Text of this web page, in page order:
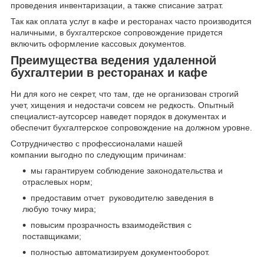
проведения инвентаризации, а также списание затрат.
Так как оплата услуг в кафе и ресторанах часто производится
наличными, в бухгалтерское сопровождение придется
включить оформление кассовых документов.
Преимущества ведения удаленной
бухгалтерии в ресторанах и кафе
Ни для кого не секрет, что там, где не организован строгий
учет, хищения и недостачи совсем не редкость. Опытный
специалист-аутсорсер наведет порядок в документах и
обеспечит бухгалтерское сопровождение на должном уровне.
Сотрудничество с профессионалами нашей
компании выгодно по следующим причинам:
мы гарантируем соблюдение законодательства и
отраслевых норм;
предоставим отчет руководителю заведения в
любую точку мира;
повысим прозрачность взаимодействия с
поставщиками;
полностью автоматизируем документооборот.